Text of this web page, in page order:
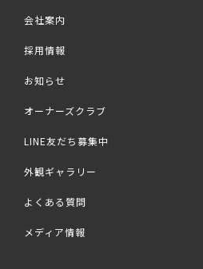
会社案内
採用情報
お知らせ
オーナーズクラブ
LINE友だち募集中
外観ギャラリー
よくある質問
メディア情報